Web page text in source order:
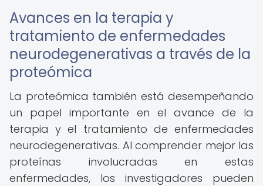
Avances en la terapia y
tratamiento de enfermedades
neurodegenerativas a través de la
proteómica
La proteómica también está desempeñando
un papel importante en el avance de la
terapia y el tratamiento de enfermedades
neurodegenerativas. Al comprender mejor las
proteínas involucradas en estas
enfermedades, los investigadores pueden